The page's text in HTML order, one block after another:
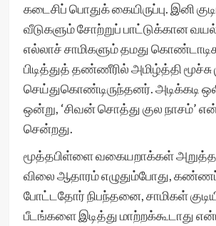
கடைசிப் பொதுக் கையிருப்பு. இனி
வீடுகளும் சோற்றுப் பாட்டுக்கான
எல்லாச் சாமிகளும் தமது
பிடித்துத் தண்ணீரில் அமிழ்த்தி மூச்சு
செய்துகொண்டிருந்தனர். அடிக்கடி
ஒன்று, ‘சிவன் சொத்து குல நாசம்’
சென்றது.
மூத்தபிள்ளை வகையறாக்கள்
விலை ஆதாரம் எழுதும்போது,
போட்டதோர் நிபந்தனை, சாமிகள்
பீடங்களை இடித்து மாற்றக்கூடாது